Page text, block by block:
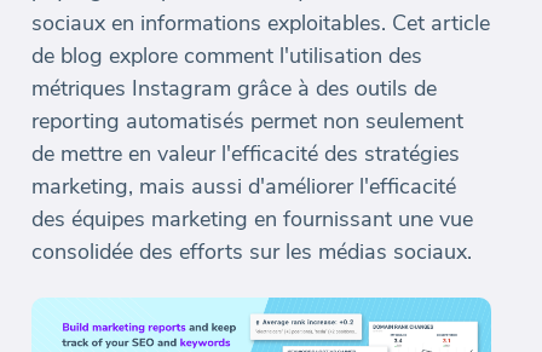
sociaux en informations exploitables. Cet article
de blog explore comment l'utilisation des
métriques Instagram grâce à des outils de
reporting automatisés permet non seulement
de mettre en valeur l'efficacité des stratégies
marketing, mais aussi d'améliorer l'efficacité
des équipes marketing en fournissant une vue
consolidée des efforts sur les médias sociaux.